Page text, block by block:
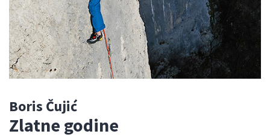
Boris Čujić
Zlatne godine